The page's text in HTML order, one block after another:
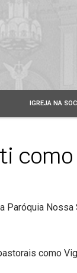
IGREJA NA
Nossa
como